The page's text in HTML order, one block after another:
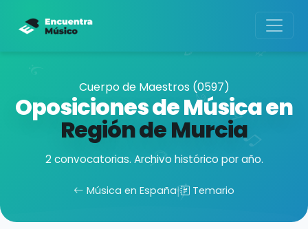
Cuerpo de Maestros (0597)
Oposiciones de Música en
Región de Murcia
2 convocatorias. Archivo histórico por año.
Música en España| Temario